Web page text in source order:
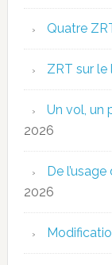
Quatre
ZRT sur
Un vol, un
2026
De
2026